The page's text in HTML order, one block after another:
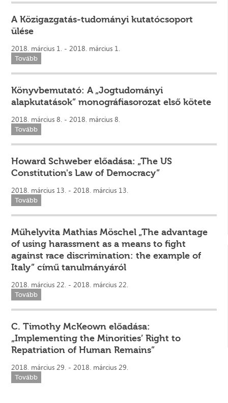
A Közigazgatás-tudományi kutatócsoport
ülése
2018. március 1. - 2018. március 1.
Tovább
Könyvbemutató: A „Jogtudományi
alapkutatások” monográfiasorozat első kötete
2018. március 8. - 2018. március 8.
Tovább
Howard Schweber előadása: „The US
Constitution's Law of Democracy”
2018. március 13. - 2018. március 13.
Tovább
Műhelyvita Mathias Möschel „The advantage
of using harassment as a means to fight
against race discrimination: the example of
Italy” című tanulmányáról
2018. március 22. - 2018. március 22.
Tovább
C. Timothy McKeown előadása:
„Implementing the Minorities’ Right to
Repatriation of Human Remains”
2018. március 29. - 2018. március 29.
Tovább